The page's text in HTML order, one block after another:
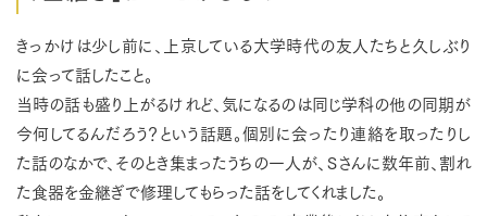
きっかけは少し前に、上京している大学時代の友人たちと久しぶり
に会って話したこと。
当時の話も盛り上がるけれど、気になるのは同じ学科の他の同期が
今何してるんだろう？という話題。個別に会ったり連絡を取ったりし
た話のなかで、そのとき集まったうちの一人が、Ｓさんに数年前、割れ
た食器を金継ぎで修理してもらった話をしてくれました。